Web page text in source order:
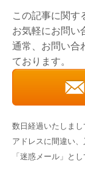
この記事に関す
お気軽にお問い
通常、お問い合
ております。
数日経過いたしま
アドレスに間違い
「迷惑メール」と